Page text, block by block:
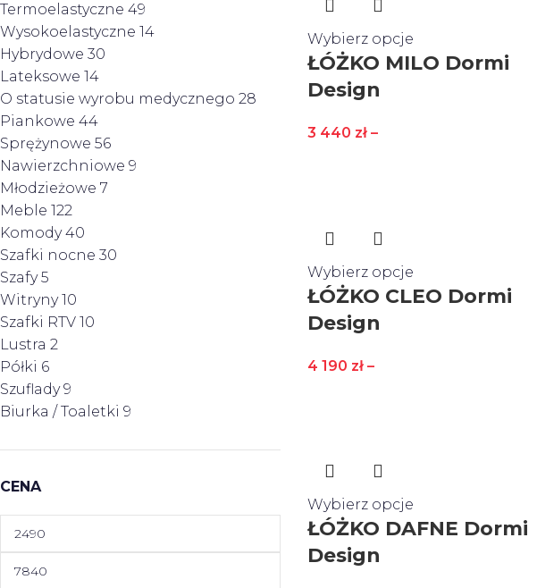
Termoelastyczne 49
Wysokoelastyczne 14
Hybrydowe 30
Lateksowe 14
O statusie wyrobu medycznego 28
Piankowe 44
Sprężynowe 56
Nawierzchniowe 9
Młodzieżowe 7
Meble 122
Komody 40
Szafki nocne 30
Szafy 5
Witryny 10
Szafki RTV 10
Lustra 2
Półki 6
Szuflady 9
Biurka / Toaletki 9
CENA
Wybierz opcje
ŁÓŻKO MILO Dormi
Design
3 440 zł –
Wybierz opcje
ŁÓŻKO CLEO Dormi
Design
4 190 zł –
Wybierz opcje
ŁÓŻKO DAFNE Dormi
Design